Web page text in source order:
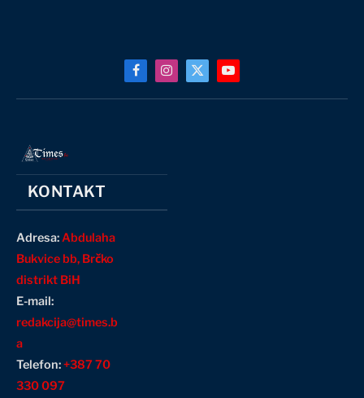
FacebookInstagram
X
(Twitter)
YouTube
KONTAKT
Adresa:Abdulaha
Bukvice bb, Brčko
distrikt BiH
E-mail:
redakcija@times.b
a
Telefon:+387 70
330 097